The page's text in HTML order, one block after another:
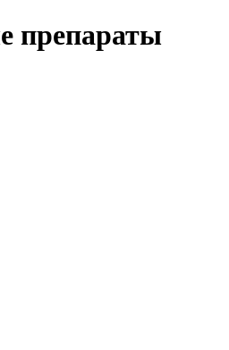
препараты